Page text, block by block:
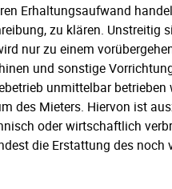
Erhaltungsaufwand
zu klären. Unstreitig
nur zu einem
und sonstige
unmittelbar
des Mieters. Hiervon ist
oder wirtschaftlich
die Erstattung des noch